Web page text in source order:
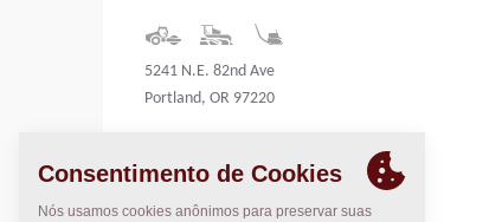
5241 N.E. 82nd Ave
Portland, OR 97220